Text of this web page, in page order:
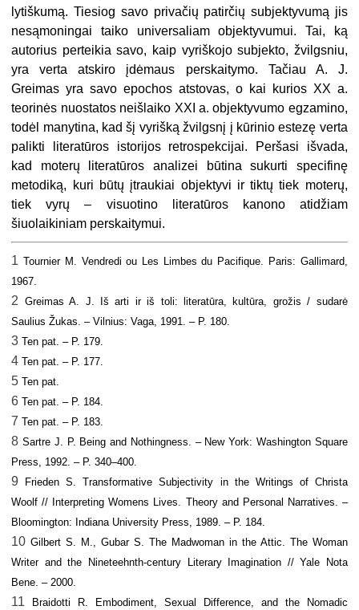
lytiškumą. Tiesiog savo privačių patirčių subjektyvumą jis
nesąmoningai taiko universaliam objektyvumui. Tai, ką
autorius perteikia savo, kaip vyriškojo subjekto, žvilgsniu,
yra verta atskiro įdėmaus perskaitymo. Tačiau A. J.
Greimas yra savo epochos atstovas, o kai kurios XX a.
teorinės nuostatos neišlaiko XXI a. objektyvumo egzamino,
todėl manytina, kad šį vyrišką žvilgsnį į kūrinio estezę verta
palikti literatūros istorijos retrospekcijai. Peršasi išvada,
kad moterų literatūros analizei būtina sukurti specifinę
metodiką, kuri būtų įtraukiai objektyvi ir tiktų tiek moterų,
tiek vyrų – visuotino literatūros kanono atidžiam
šiuolaikiniam perskaitymui.
1 Tournier M. Vendredi ou Les Limbes du Pacifique. Paris: Gallimard,
1967.
2 Greimas A. J. Iš arti ir iš toli: literatūra, kultūra, grožis / sudarė
Saulius Žukas. – Vilnius: Vaga, 1991. – P. 180.
3 Ten pat. – P. 179.
4 Ten pat. – P. 177.
5 Ten pat.
6 Ten pat. – P. 184.
7 Ten pat. – P. 183.
8 Sartre J. P. Being and Nothingness. – New York: Washington Square
Press, 1992. – P. 340–400.
9 Frieden S. Transformative Subjectivity in the Writings of Christa
Woolf // Interpreting Womens Lives. Theory and Personal Narratives. –
Bloomington: Indiana University Press, 1989. – P. 184.
10 Gilbert S. M., Gubar S. The Madwoman in the Attic. The Woman
Writer and the Nineteehnth-century Literary Imagination // Yale Nota
Bene. – 2000.
11 Braidotti R. Embodiment, Sexual Difference, and the Nomadic